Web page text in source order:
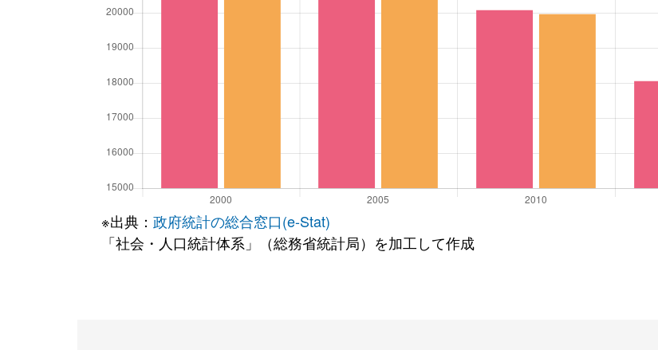
※出典： 政府統計の総合窓口(e-Stat)
「社会・人口統計体系」（総務省統計局）を加工して作成